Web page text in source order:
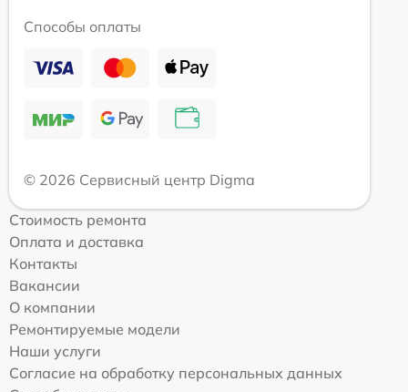
Способы оплаты
© 2026 Сервисный центр Digma
Стоимость ремонта
Оплата и доставка
Контакты
Вакансии
О компании
Ремонтируемые модели
Наши услуги
Согласие на обработку персональных данных